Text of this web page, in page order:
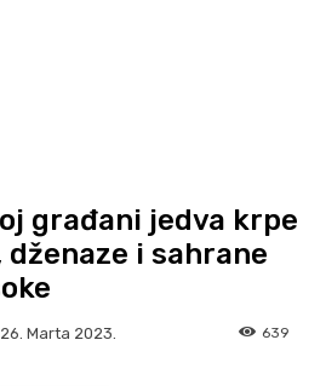
građani jedva krpe
i sahrane
26. Marta 2023. 639